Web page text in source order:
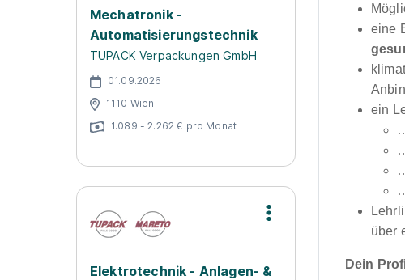
Mechatronik -
Automatisierungstechnik
TUPACK Verpackungen GmbH
01.09.2026
1110 Wien
1.089 - 2.262 € pro Monat
Elektrotechnik - Anlagen- &
eine
ein
über
Dein